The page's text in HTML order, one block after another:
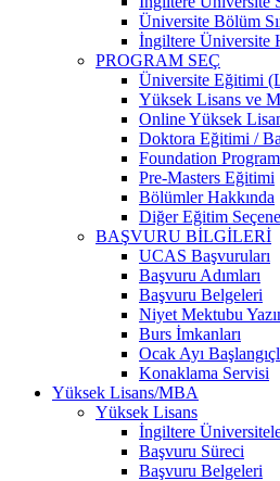
Üniversite Bölüm
İngiltere Üniversite
PROGRAM SEÇ
Üniversite Eğitimi
Yüksek Lisans ve
Online Yüksek
Doktora Eğitimi /
Foundation
Pre-Masters Eğitimi
Bölümler Hakkında
Diğer Eğitim
BAŞVURU BİLGİLERİ
UCAS Başvuruları
Başvuru Adımları
Başvuru Belgeleri
Niyet Mektubu
Burs İmkanları
Ocak Ayı
Konaklama Servisi
Yüksek Lisans/MBA
Yüksek Lisans
İngiltere
Başvuru Süreci
Başvuru Belgeleri